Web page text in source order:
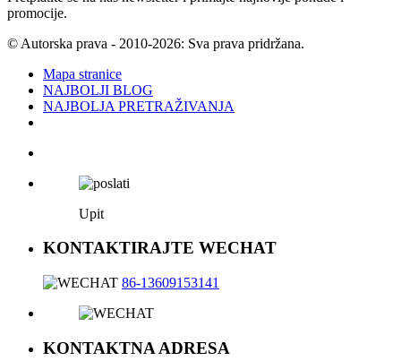
promocije.
© Autorska prava - 2010-2026: Sva prava pridržana.
Mapa stranice
NAJBOLJI BLOG
NAJBOLJA PRETRAŽIVANJA
Upit
KONTAKTIRAJTE WECHAT
86-13609153141
KONTAKTNA ADRESA